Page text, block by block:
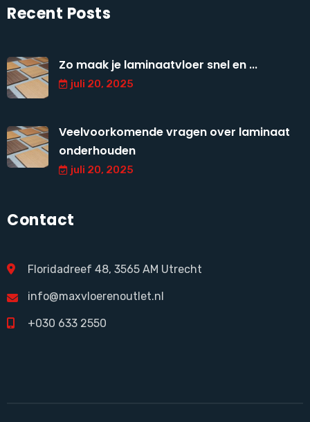
Recent Posts
Zo maak je laminaatvloer snel en ...
juli 20, 2025
Veelvoorkomende vragen over laminaat
onderhouden
juli 20, 2025
Contact
Floridadreef 48, 3565 AM Utrecht
info@maxvloerenoutlet.nl
+030 633 2550